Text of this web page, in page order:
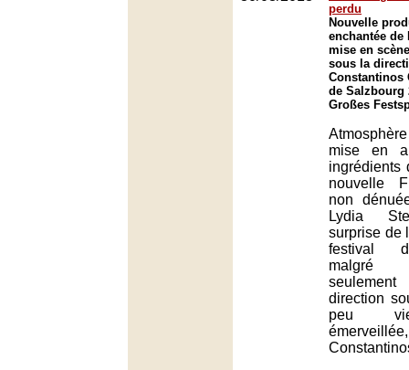
perdu
Nouvelle
enchantée de
mise en
sous la
Constantinos
de Salzbourg
Großes
mise en
ingrédients
nouvelle
non
Lydia
surprise de
festival
malgré
direction
peu